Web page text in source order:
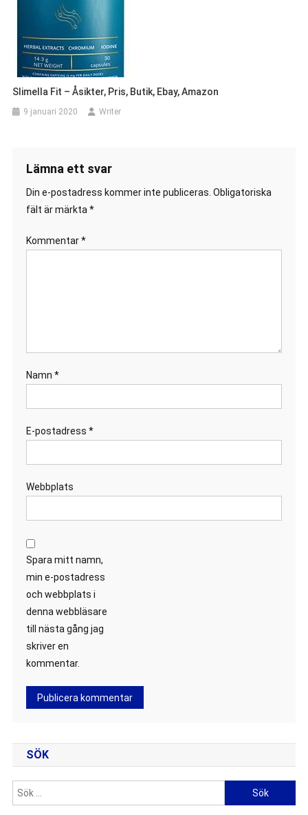
Slimella Fit – Åsikter, Pris, Butik, Ebay, Amazon
9 januari 2020 Writer
Lämna ett svar
Din e-postadress kommer inte publiceras. Obligatoriska
fält är märkta *
Kommentar*
Namn *
E-postadress *
Webbplats
Spara mitt namn,
min e-postadress
och webbplats i
denna webbläsare
till nästa gång jag
skriver en
kommentar.
SÖK
efter: